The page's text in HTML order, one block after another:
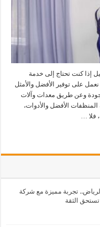
إذا كنت تحتاج إلى خدمة
على توفير الأفضل والأمثل
وعن طريق معدات وآلات
الأفضل والأدوات،
…
تجربة مميزة مع شركة
تستحق الثقة